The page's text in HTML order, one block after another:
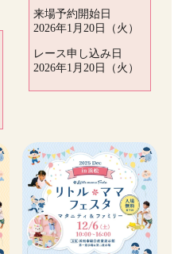
来場予約開始日
2026年1月20日（火）
レース申し込み日
2026年1月20日（火）